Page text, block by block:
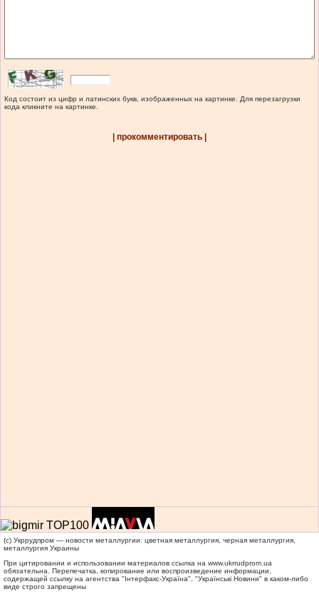
Код состоит из цифр и латинских букв, изображенных на картинке. Для перезагрузки
кода кликните на картинке.
| прокомментировать |
(c) Укррудпром — новости металлургии: цветная металлургия, черная металлургия,
металлургия Украины
При цитировании и использовании материалов ссылка на www.ukrrudprom.ua
обязательна. Перепечатка, копирование или воспроизведение информации,
содержащей ссылку на агентства "Iнтерфакс-Україна", "Українськi Новини" в каком-либо
виде строго запрещены